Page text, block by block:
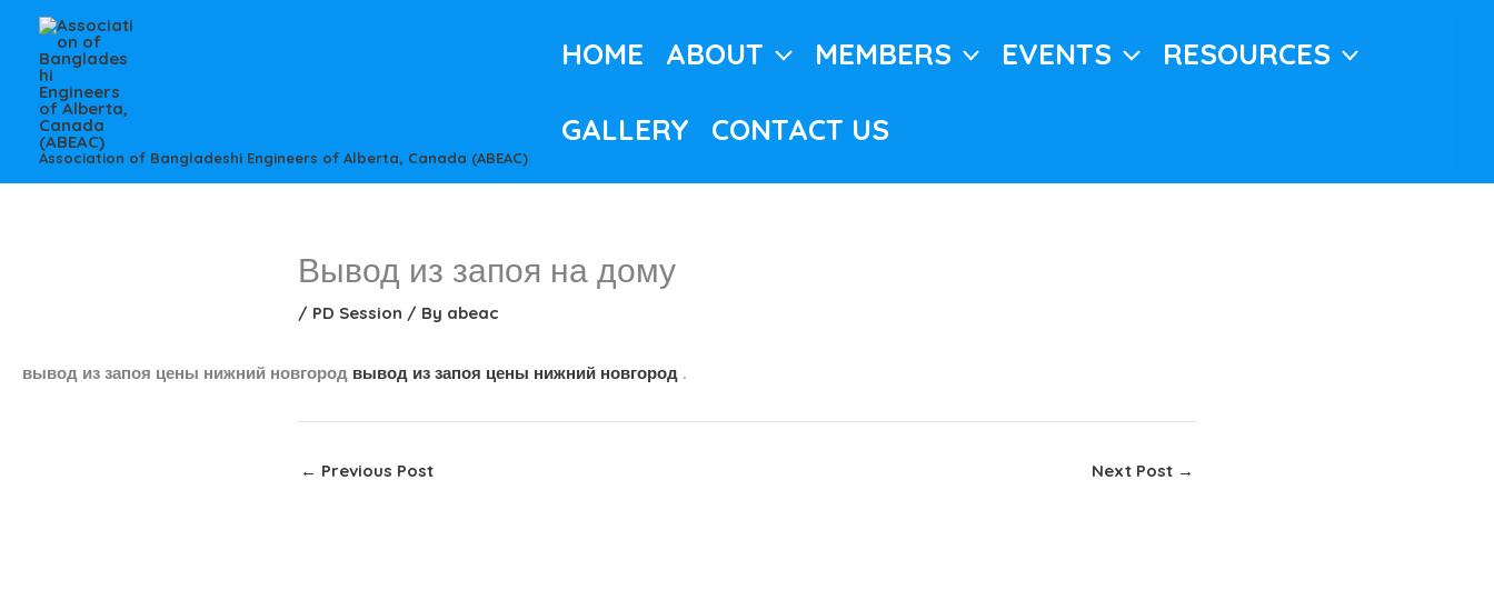
content
Association of Bangladeshi Engineers of Alberta, Canada (ABEAC)
HOME ABOUT MEMBERS EVENTS RESOURCES
GALLERY CONTACT US
Вывод из запоя на дому
/ PD Session / By abeac
вывод из запоя цены нижний новгород вывод из запоя цены нижний новгород .
← Previous Post Next Post →